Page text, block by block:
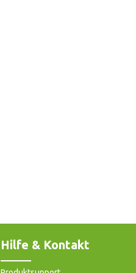
Hilfe & Kontakt